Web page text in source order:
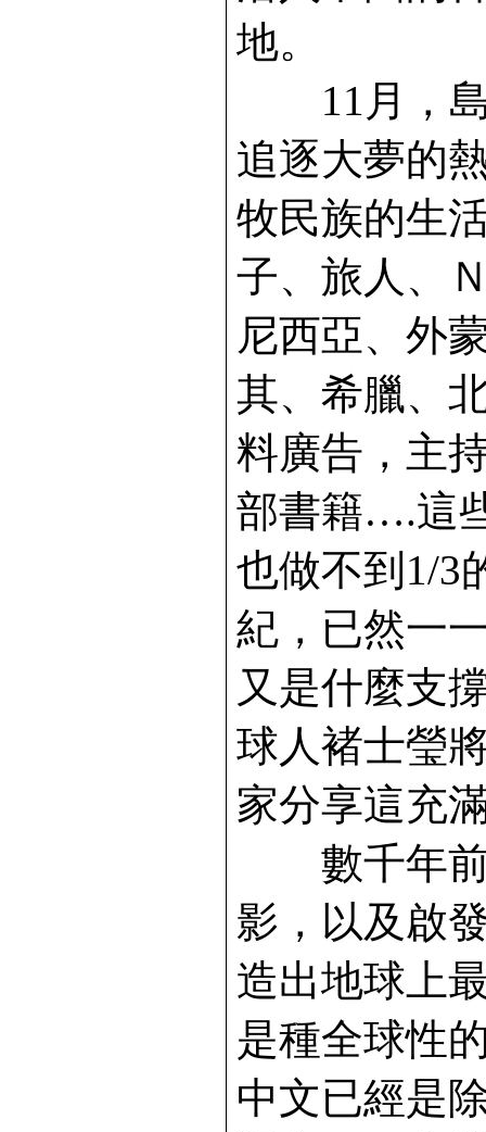
地。
11月，島
追逐大夢的
牧民族的生
子、旅人、
尼西亞、外
其、希臘、
料廣告，主
部書籍….這
也做不到1/3
紀，已然一
又是什麼支
球人褚士瑩
家分享這充
數千年前
影，以及啟
造出地球上
是種全球性
中文已經是